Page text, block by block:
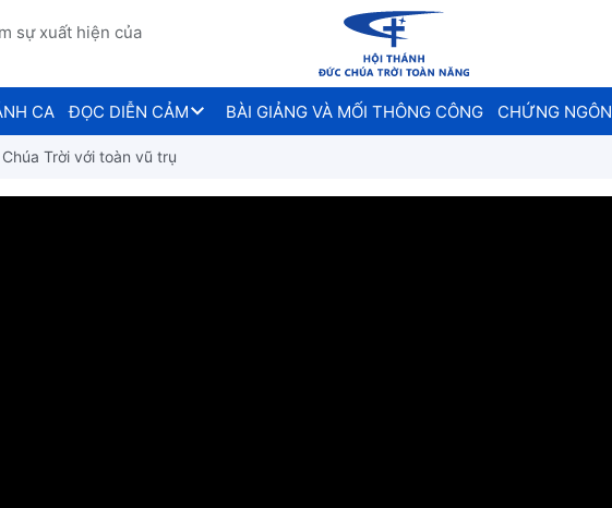
sự xuất hiện của
CA ĐỌC DIỄN CẢM BÀI GIẢNG VÀ MỐI THÔNG CÔNG CHỨNG NGÔN
Trời với toàn vũ trụ